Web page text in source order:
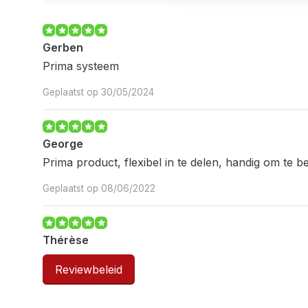
Gerben
Prima systeem
Geplaatst op 30/05/2024
George
Prima product, flexibel in te delen, handig om te
Geplaatst op 08/06/2022
Thérèse
Fantastisch materiaal. Ik installeerde het al zeker
en vrienden. En het blijft er mooi uitzien. Goed
te boren, want het is voor jaren!
Reviewbeleid